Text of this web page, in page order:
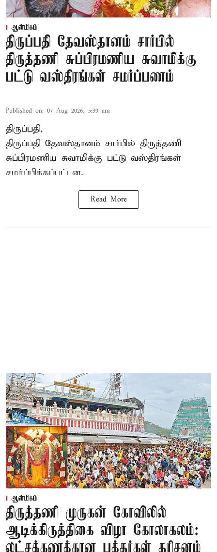
ஆன்மிகம்
திருப்பதி தேவஸ்தானம் சார்பில்
திருத்தணி சுப்பிரமணிய சுவாமிக்கு
பட்டு வஸ்திரங்கள் சமர்ப்பணம்
Published on: 07 Aug 2026, 5:39 am
திருப்பதி,
திருப்பதி தேவஸ்தானம் சார்பில் திருத்தணி
சுப்பிரமணிய சுவாமிக்கு பட்டு வஸ்திரங்கள்
சமர்ப்பிக்கப்பட்டன.
Read More
ஆன்மிகம்
திருத்தணி முருகன் கோவிலில்
ஆடிக்கிருத்திகை விழா கோலாகலம்:
லட்சக்கணக்கான பக்தர்கள் தரிசனம்